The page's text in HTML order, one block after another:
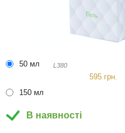
50 мл L380
595 грн.
150 мл
В наявності